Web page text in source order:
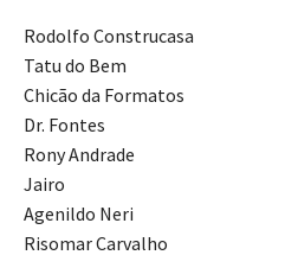
Rodolfo Construcasa
Tatu do Bem
Chicão da Formatos
Dr. Fontes
Rony Andrade
Jairo
Agenildo Neri
Risomar Carvalho